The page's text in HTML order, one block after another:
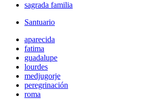
sagrada familia
Santuario
aparecida
fatima
guadalupe
lourdes
medjugorje
peregrinación
roma